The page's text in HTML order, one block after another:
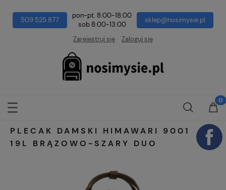
509 525 877
pon-pt. 8:00-18:00
sob 8:00-13:00
sklep@nosimysie.pl
Zarejestruj się Zaloguj się
PLECAK DAMSKI HIMAWARI 9001
19L BRĄZOWO-SZARY DUO